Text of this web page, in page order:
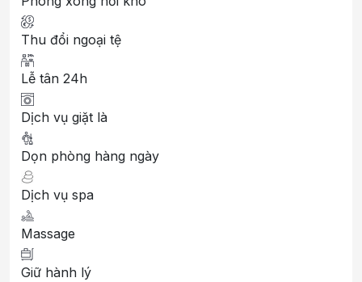
Thu đổi ngoại tệ
Lễ tân 24h
Dịch vụ giặt là
Dọn phòng hàng ngày
Dịch vụ spa
Massage
Giữ hành lý